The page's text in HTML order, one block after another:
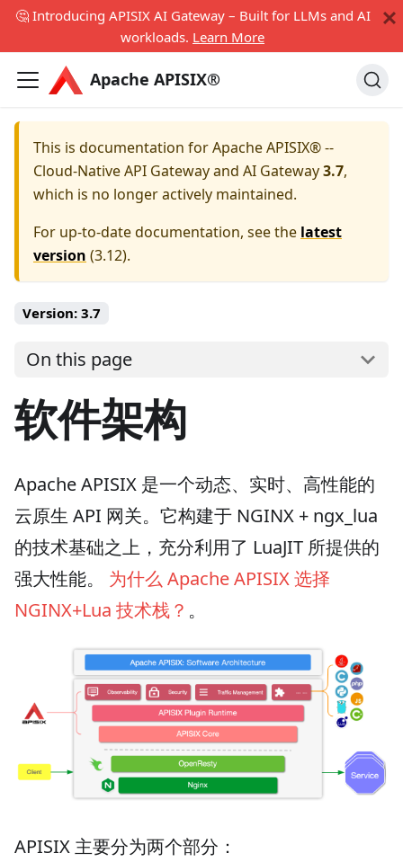
🤔 Introducing APISIX AI Gateway – Built for LLMs and AI
workloads. Learn More
Apache APISIX®
This is documentation forApache APISIX® --
Cloud-Native API Gateway and AI Gateway3.7,
which is no longer actively maintained.
For up-to-date documentation, see the latest
version (3.12).
Version: 3.7
On this page
软件架构
Apache APISIX 是一个动态、实时、高性能的
云原生 API 网关。它构建于 NGINX + ngx_lua
的技术基础之上，充分利用了 LuaJIT 所提供的
强大性能。 为什么 Apache APISIX 选择
NGINX+Lua 技术栈？ 。
APISIX 主要分为两个部分：